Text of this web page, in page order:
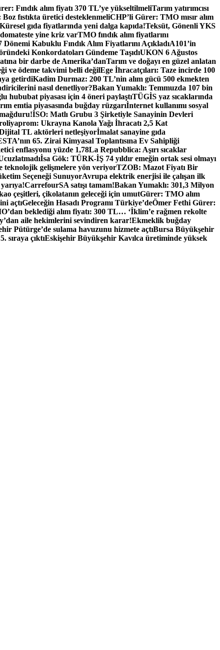
Fındık alım fiyatı 370 TL’ye yükseltilmeliTarım yatırımcısı
fıstıkta üretici desteklenmeliCHP’li Gürer: TMO mısır alım
Küresel gıda fiyatlarında yeni dalga kapıda!Teksüt, Gönenli YKS
yine kriz varTMO fındık alım fiyatlarını
Kabuklu Fındık Alım Fiyatlarını AçıkladıA101’in
Konkordatoları Gündeme TaşıdıUKON 6 Ağustos
bir darbe de Amerika’danTarım ve doğayı en güzel anlatan
ve ödeme takvimi belli değilEge İhracatçıları: Taze incirde 100
getirdiKadim Durmaz: 200 TL’nin alım gücü 500 ekmekten
nasıl denetliyor?Bakan Yumaklı: Temmuzda 107 bin
hububat piyasası için 4 öneri paylaştıTÜGİS yaz sıcaklarında
emtia piyasasında buğday rüzgarıİnternet kullanımı sosyal
İSO: Matlı Grubu 3 Şirketiyle Sanayinin Devleri
Ukrayna Kanola Yağı İhracatı 2,5 Kat
TL aktörleri netleşiyorİmalat sanayine gıda
65. Zirai Kimyasal Toplantısına Ev Sahipliği
enflasyonu yüzde 1,78La Repubblica: Aşırı sıcaklar
İsa Gök: TÜRK-İŞ 74 yıldır emeğin ortak sesi olmayı
teknolojik gelişmelere yön veriyorTZOB: Mazot Fiyatı Bir
Seçeneği SunuyorAvrupa elektrik enerjisi ile çalışan ilk
CarrefourSA satışı tamam!Bakan Yumaklı: 301,3 Milyon
çeşitleri, çikolatanın geleceği için umutGürer: TMO alım
açtıGeleceğin Hasadı Programı Türkiye’deÖmer Fethi Gürer:
beklediği alım fiyatı: 300 TL… ‘İklim’e rağmen rekolte
aile hekimlerini sevindiren karar!Ekmeklik buğday
Pütürge’de sulama havuzunu hizmete açtıBursa Büyükşehir
sıraya çıktıEskişehir Büyükşehir Kavılca üretiminde yüksek